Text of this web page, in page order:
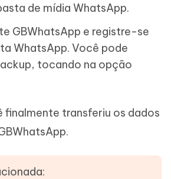
de mídia WhatsApp.
GBWhatsApp e registre-se
WhatsApp. Você pode
tocando na opção
finalmente transferiu os dados